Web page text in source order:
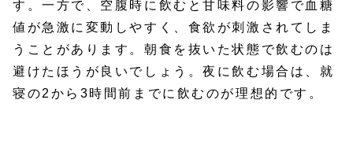
す。一方で、空腹時に飲むと甘味料の影響で血糖
値が急激に変動しやすく、食欲が刺激されてしま
うことがあります。朝食を抜いた状態で飲むのは
避けたほうが良いでしょう。夜に飲む場合は、就
寝の2から3時間前までに飲むのが理想的です。